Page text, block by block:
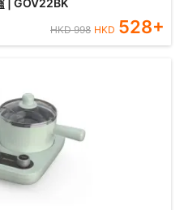
| GOV22BK
HKD998 HKD 528+